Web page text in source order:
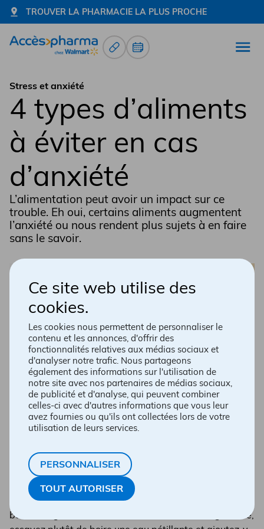
Ce site web utilise des
cookies.
Les cookies nous permettent de personnaliser le
contenu et les annonces, d'offrir des
fonctionnalités relatives aux médias sociaux et
d'analyser notre trafic. Nous partageons
également des informations sur l'utilisation de
notre site avec nos partenaires de médias sociaux,
de publicité et d'analyse, qui peuvent combiner
celles-ci avec d'autres informations que vous leur
avez fournies ou qu'ils ont collectées lors de votre
utilisation de leurs services.
PERSONNALISER
TOUT AUTORISER
TROUVER LA PHARMACIE LA PLUS PROCHE
Allez à la page d'accueil
Renouvellement d’ordonnance
Prendre un rendez-vous
Stress et anxiété
4 types d’aliments
à éviter en cas
d’anxiété
L’alimentation peut avoir un impact sur ce
trouble. Eh oui, certains aliments augmentent
l’anxiété ou nous rendent plus sujets à en faire
sans le savoir.
Boissons sucrées
Peut-être vous dites-vous qu’un verre de soda ne peut
sucrées (jus, soda, soda diète) fait monter votre taux de
glycémie ainsi que votre insuline. Un taux de glycémie
élevé fait en sorte que vous vous sentez plus fatigué.
Malheureusement, la fatigue et l’anxiété ne font pas
bon ménage. Si vous avez envie d’une boisson gazeuse,